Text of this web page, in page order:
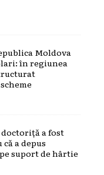
Moldova
în regiunea
a fost
a depus
suport de hârtie